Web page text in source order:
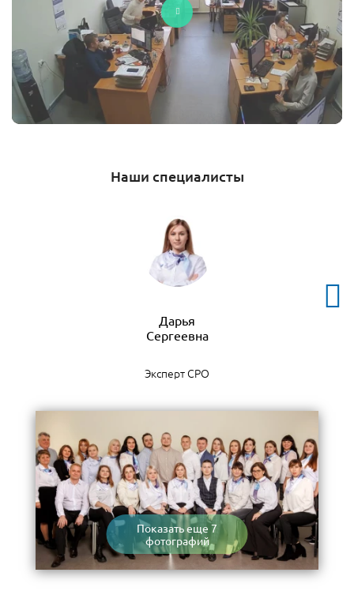
Наши специалисты
Дарья
Сергеевна
Эксперт СРО
Показать еще 7
фотографий